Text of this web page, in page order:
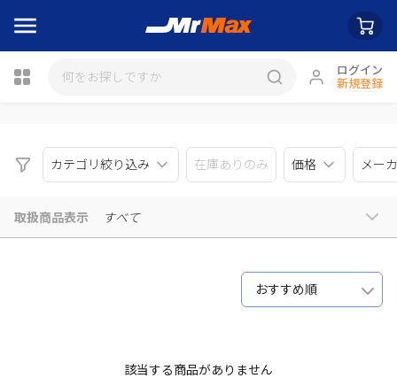
ログイン
新規登録
カテゴリ絞り込み 在庫ありのみ 価格 メー
取扱商品表示 すべて
おすすめ順
該当する商品がありません